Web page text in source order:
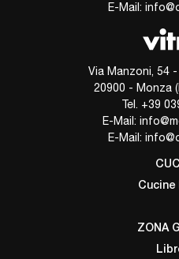
E-Mail:
Via Manzoni, 54
20900 - Monza
Tel. +39
E-Mail:
E-Mail:
Cucine
ZONA